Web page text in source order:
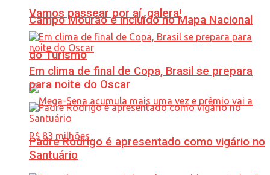
Campo Mourão é incluído no Mapa Nacional
do Turismo
Vamos passear por aí, galera!
Em clima de final de Copa, Brasil se prepara
para noite do Oscar
Padre Rodrigo é apresentado como vigário no
Santuário